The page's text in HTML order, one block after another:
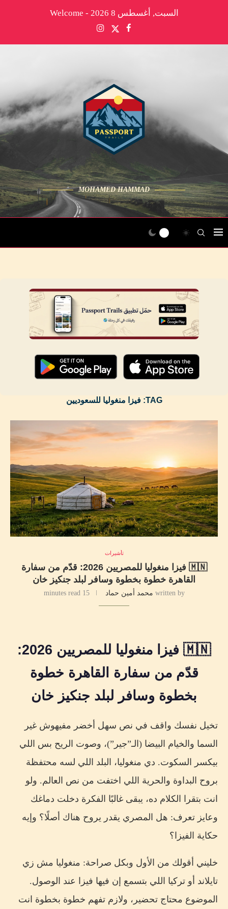
السبت, أغسطس 8 2026 - Welcome
MOHAMED HAMMAD
TAG: فيزا منغوليا للسعوديين
تأشيرات
🇲🇳 فيزا منغوليا للمصريين 2026: قدّم من سفارة
القاهرة خطوة بخطوة وسافر لبلد جنكيز خان
written by محمد أمين حماد 15 minutes read
🇲🇳 فيزا منغوليا للمصريين 2026:
قدّم من سفارة القاهرة خطوة
بخطوة وسافر لبلد جنكيز خان
تخيل نفسك واقف في نص سهل أخضر مفيهوش غير
السما والخيام البيضا (الـ”جير”)، وصوت الريح بس اللي
بيكسر السكوت. دي منغوليا، البلد اللي لسه محتفظة
بروح البداوة والحرية اللي اختفت من نص العالم. ولو
انت بتقرا الكلام ده، يبقى غالبًا الفكرة دخلت دماغك
وعايز تعرف: هل المصري يقدر يروح هناك أصلًا؟ وإيه
حكاية الفيزا؟
خليني أقولك من الأول وبكل صراحة: منغوليا مش زي
تايلاند أو تركيا اللي بتسمع إن فيها فيزا عند الوصول.
الموضوع محتاج تحضير، ولازم تفهم خطوة بخطوة انت